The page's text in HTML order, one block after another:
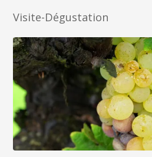
Visite-Dégustation